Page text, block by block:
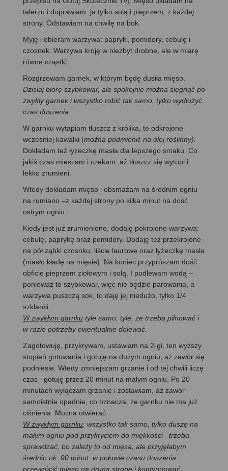
talerzu i doprawiam: ja tylko solą i pieprzem, z każdej
strony. Odstawiam na chwilę na bok.
Myję i obieram warzywa: papryki, pomidory, cebulę i
czosnek. Warzywa kroję w niezbyt drobne, ale w miarę
równe cząstki.
Rozgrzewam garnek, w którym będę dusiła mięso.
Dzisiaj biorę szybkowar, ale spokojnie można sięgnąć po
zwykły garnek i wszystko robić tak samo, tylko wydłużyć
czas duszenia.
W garnku wytapiam tłuszcz z królika, te odkrojone
wcześniej kawałki (można podmienić na olej roślinny).
Dokładam też łyżeczkę masła dla lepszego smaku. Co
jakiś czas mieszam i czekam, aż tłuszcz się wytopi i
lekko zrumieni.
Wtedy dokładam mięso i obsmażam na średnim ogniu
na rumiano –z każdej strony po kilka minut na dość
ostrym ogniu.
Kiedy jest już zrumienione, dodaję pokrojone warzywa:
cebulę, paprykę oraz pomidory. Dodaję też przekrojone
na pół ząbki czosnku, liście laurowe oraz łyżeczkę masła
(masło kładę na mięsie). Na koniec przyprószam dość
obficie pieprzem ziołowym i solą. I podlewam wodą –
ponieważ to szybkowar, więc nie będzie parowania, a
warzywa puszczą sok, to daję jej niedużo, tylko 1/4
szklanki.
W zwykłym garnku tyle samo, tyle, że trzeba pilnować i
w razie potrzeby ewentualnie dolewać.
Zagotowuję, przykrywam, ustawiam na 2-gi, ten wyższy
stopień gotowania i gotuję na dużym ogniu, aż zawór się
podniesie. Wtedy zmniejszam grzanie i od tej chwili liczę
czas –gotuję przez 20 minut na małym ogniu. Po 20
minutach wyłączam grzanie i zostawiam, aż zawór
samoistnie opadnie, co oznacza, że garnku nie ma już
ciśnienia. Można otwierać.
W zwykłym garnku: wszystko tak samo, tylko duszę na
małym ogniu pod przykryciem do miękkości –trzeba
sprawdzać, bo zależy to od mięsa, ale przyjęłabym
średnio ok. 90 minut. w połowie czasu duszenia
przewrócić mięso na drugą stronę i kontynuować